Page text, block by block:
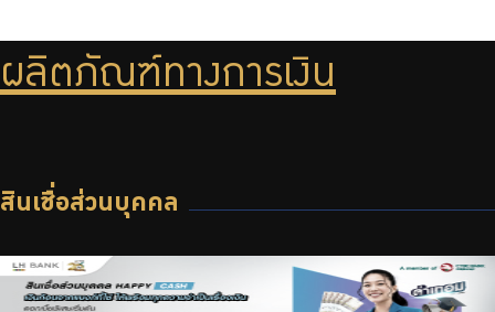
การบริหารความเสี่ยง
รายงานผลการดำเนินงาน
จัดซื้อจัดจ้าง
บริการเจ้าหน้าที่ส่วนราชการ
ร่วมงานกับเรา
ติดต่อเรา
ผลิตภัณฑ์ทางการเงิน
สินเชื่อส่วนบุคคล